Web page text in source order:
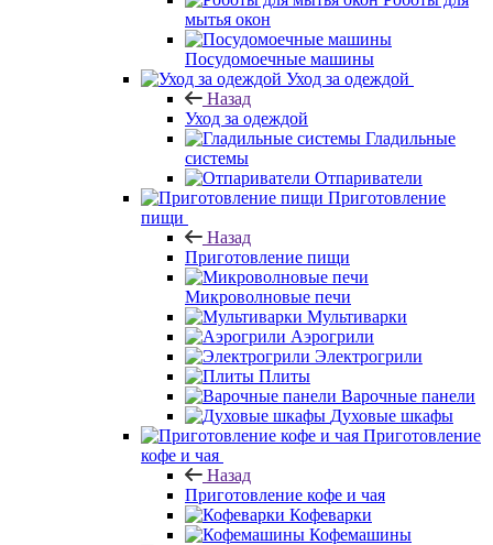
мытья окон
Посудомоечные машины
Уход за одеждой
Назад
Уход за одеждой
Гладильные
системы
Отпариватели
Приготовление
пищи
Назад
Приготовление пищи
Микроволновые печи
Мультиварки
Аэрогрили
Электрогрили
Плиты
Варочные панели
Духовые шкафы
Приготовление
кофе и чая
Назад
Приготовление кофе и чая
Кофеварки
Кофемашины